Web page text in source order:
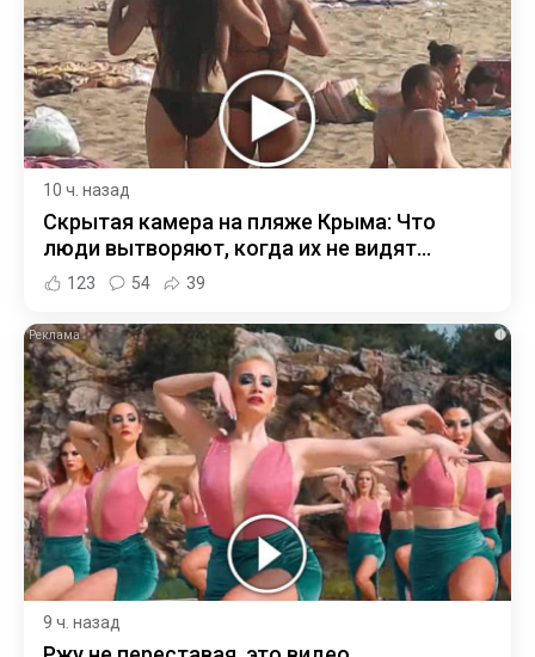
10 ч. назад
Скрытая камера на пляже Крыма: Что
люди вытворяют, когда их не видят...
123 54 39
i
9 ч. назад